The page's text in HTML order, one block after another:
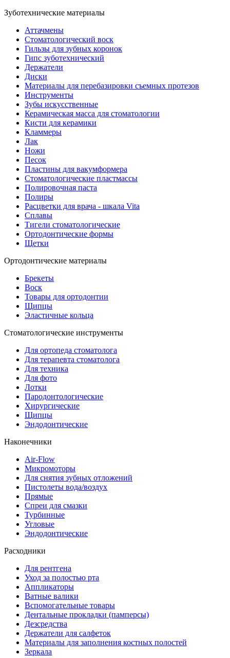
Зуботехнические материалы
Аттачмены
Стоматологический воск
Гильзы для зубных коронок
Гипс зуботехнический
Держатели
Диски
Материалы для перебазировки съемных протезов
Инструменты
Зубы искусственные
Керамическая масса для стоматологии
Кисти для керамики
Кламмеры
Лак
Ножи
Песок
Пластины для вакумформера
Стоматологические пластмассы
Полировочная паста
Полиры
Расцветки для врача - шкала Vita
Сплавы
Тигели стоматологические
Ортодонтические формы
Щетки
Ортодонтические материалы
Брекеты
Воск
Товары для ортодонтии
Щипцы
Эластичные кольца
Стоматологические инструменты
Для ортопеда стоматолога
Для терапевта стоматолога
Для техника
Для фото
Лотки
Пародонтологические
Хирургические
Щипцы
Эндодонтические
Наконечники
Air-Flow
Микромоторы
Для снятия зубных отложений
Пистолеты вода/воздух
Прямые
Спреи для смазки
Турбинные
Угловые
Эндодонтические
Расходники
Для рентгена
Уход за полостью рта
Аппликаторы
Ватные валики
Вспомогательные товары
Дентальные прокладки (памперсы)
Дезсредства
Держатели для салфеток
Материалы для заполнения костных полостей
Зеркала